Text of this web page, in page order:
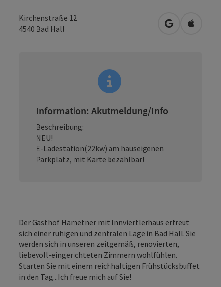
Kirchenstraße 12
4540 Bad Hall in Google
in
Information: Akutmeldung/Info
Beschreibung:
NEU!
E-Ladestation(22kw) am hauseigenen
Parkplatz, mit Karte bezahlbar!
Der Gasthof Hametner mit Innviertlerhaus erfreut
sich einer ruhigen und zentralen Lage in Bad Hall. Sie
werden sich in unseren zeitgemäß, renovierten,
liebevoll-eingerichteten Zimmern wohlfühlen.
Starten Sie mit einem reichhaltigen Frühstücksbuffet
in den Tag...Ich freue mich auf Sie!